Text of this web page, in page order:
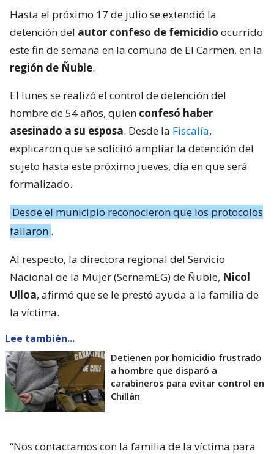
Hasta el próximo 17 de julio se extendió la
detención del autor confeso de femicidio ocurrido
este fin de semana en la comuna de El Carmen, en la
región de Ñuble.
El lunes se realizó el control de detención del
hombre de 54 años, quien confesó haber
asesinado a su esposa. Desde la Fiscalía,
explicaron que se solicitó ampliar la detención del
sujeto hasta este próximo jueves, día en que será
formalizado.
Desde el municipio reconocieron que los protocolos
fallaron .
Al respecto, la directora regional del Servicio
Nacional de la Mujer (SernamEG) de Ñuble, Nicol
Ulloa, afirmó que se le prestó ayuda a la familia de
la víctima.
Lee también...
Detienen por homicidio frustrado
a hombre que disparó a
carabineros para evitar control en
Chillán
“Nos contactamos con la familia de la víctima para